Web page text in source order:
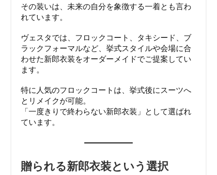
その装いは、未来の自分を象徴する一着とも言わ
れています。
ヴェスタでは、フロックコート、タキシード、ブ
ラックフォーマルなど、挙式スタイルや会場に合
わせた新郎衣装をオーダーメイドでご提案してい
ます。
特に人気のフロックコートは、挙式後にスーツへ
とリメイクが可能。
「一度きりで終わらない新郎衣装」として選ばれ
ています。
贈られる新郎衣装という選択